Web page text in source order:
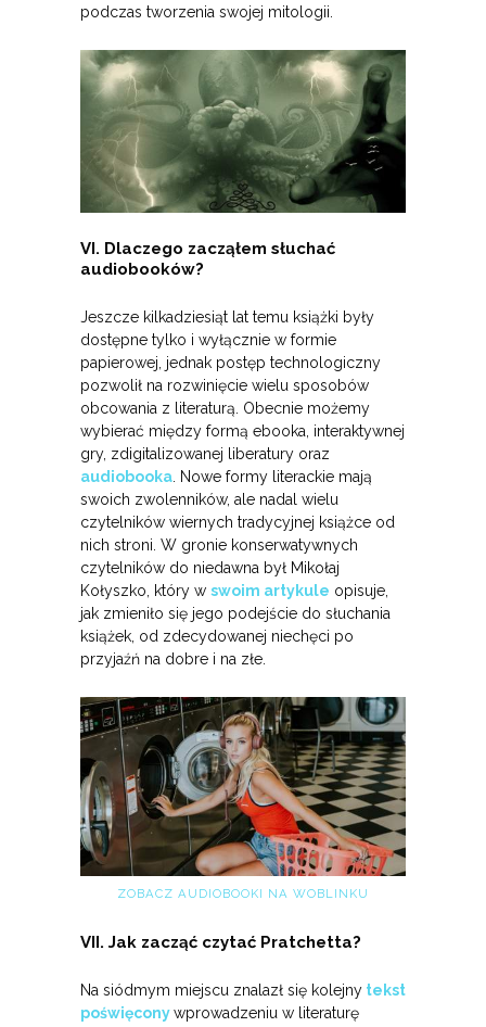
podczas tworzenia swojej mitologii.
VI. Dlaczego zacząłem słuchać
audiobooków?
Jeszcze kilkadziesiąt lat temu książki były
dostępne tylko i wyłącznie w formie
papierowej, jednak postęp technologiczny
pozwolił na rozwinięcie wielu sposobów
obcowania z literaturą. Obecnie możemy
wybierać między formą ebooka, interaktywnej
gry, zdigitalizowanej liberatury oraz
audiobooka. Nowe formy literackie mają
swoich zwolenników, ale nadal wielu
czytelników wiernych tradycyjnej książce od
nich stroni. W gronie konserwatywnych
czytelników do niedawna był Mikołaj
Kołyszko, który w swoim artykule opisuje,
jak zmieniło się jego podejście do słuchania
książek, od zdecydowanej niechęci po
przyjaźń na dobre i na złe.
ZOBACZ AUDIOBOOKI NA WOBLINKU
VII. Jak zacząć czytać Pratchetta?
Na siódmym miejscu znalazł się kolejny tekst
poświęconywprowadzeniu w literaturę